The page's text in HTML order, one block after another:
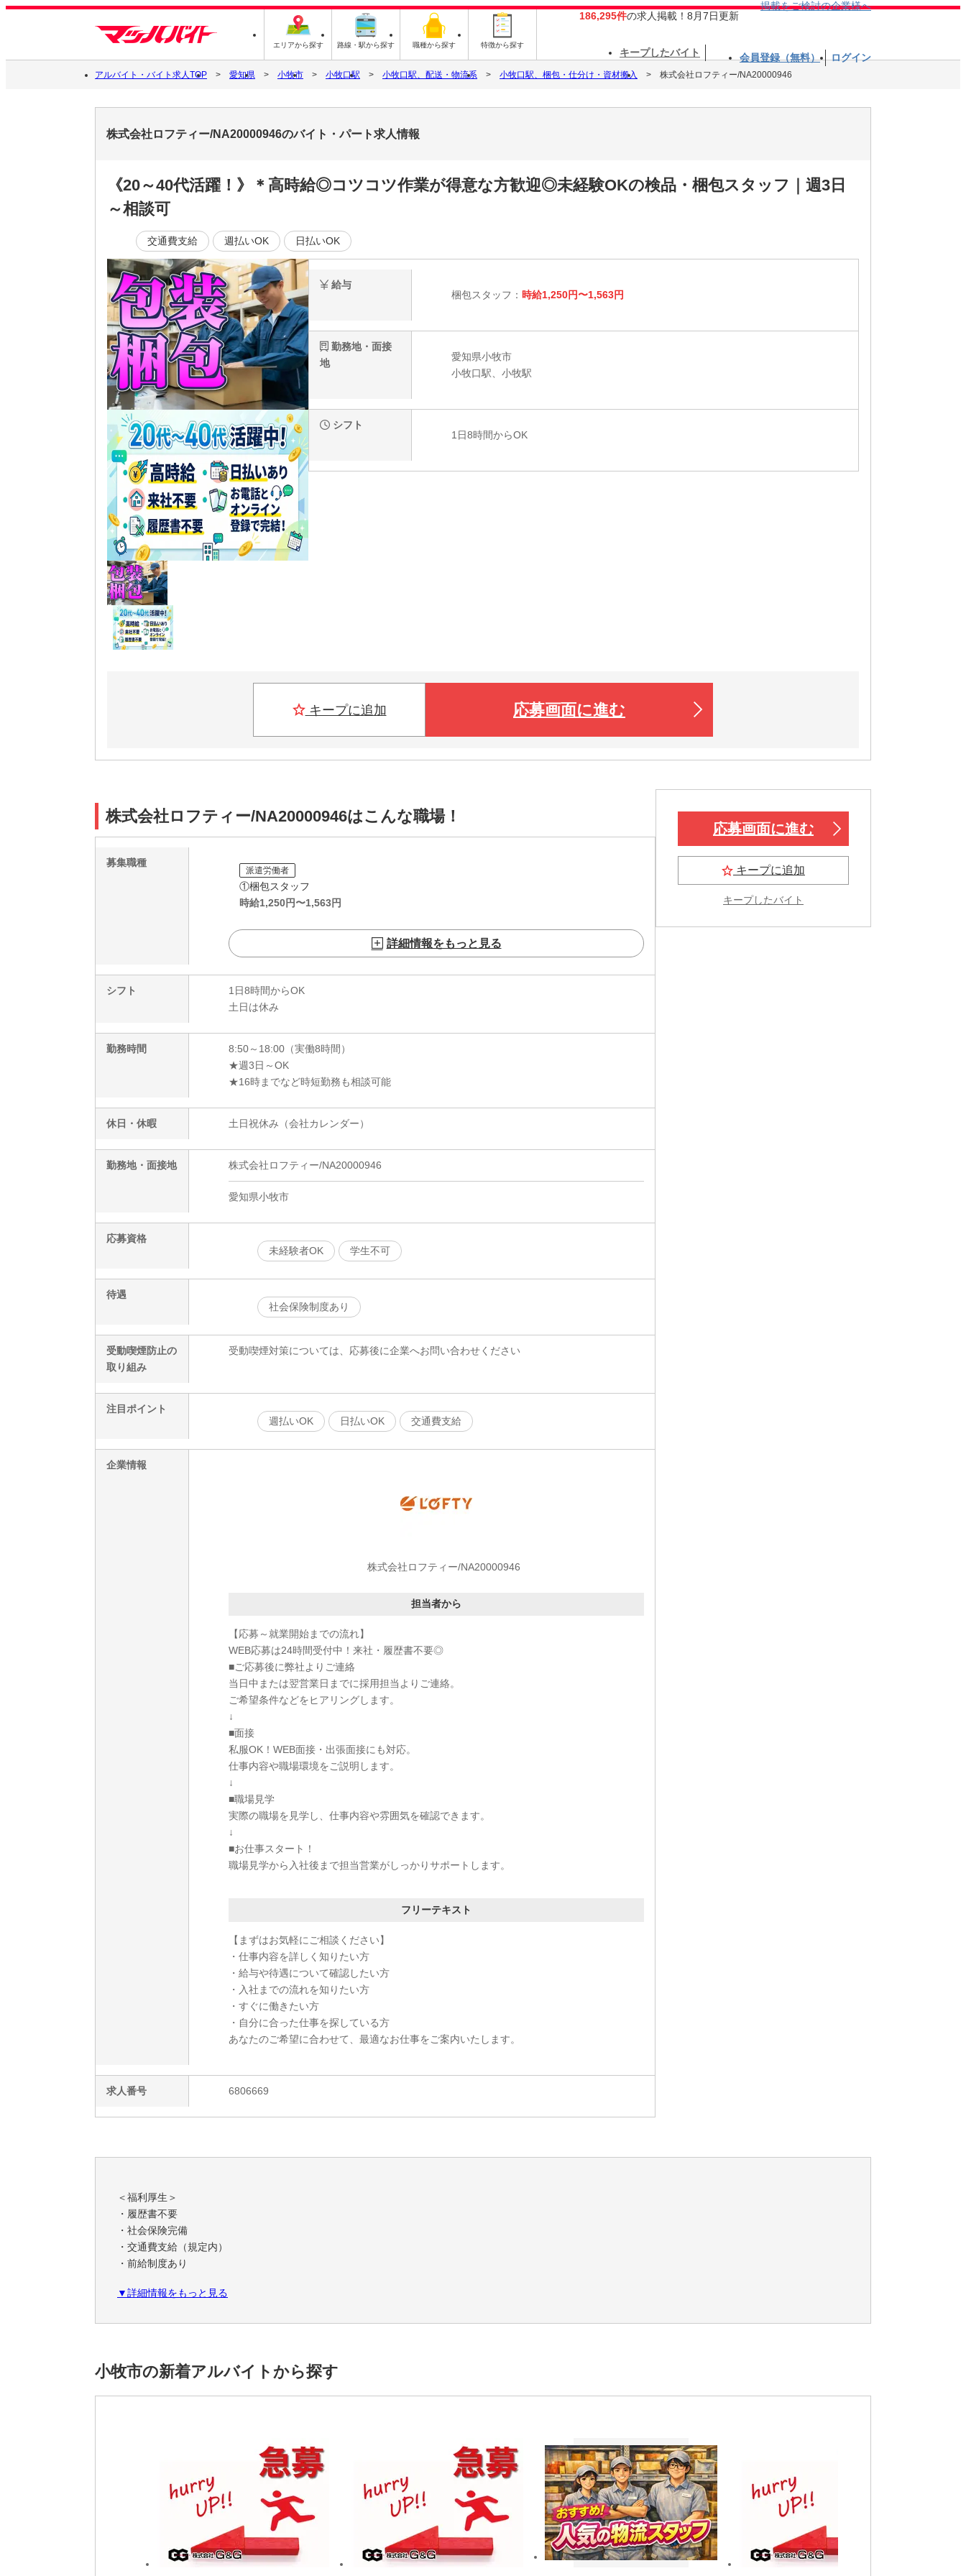
エリアから探す 路線・駅から探す 職種から探す 特徴から探す
186,295件の求人掲載！8月7日更新
掲載をご検討の企業様へ
キープしたバイト 会員登録（無料） ログイン
アルバイト・バイト求人TOP 愛知県 小牧市 小牧口駅 小牧口駅、配送・物流系 小牧口駅、梱包・仕分け・資材搬入 株式会社ロフティー/NA20000946
株式会社ロフティー/NA20000946のバイト・パート求人情報
《20～40代活躍！》＊高時給◎コツコツ作業が得意な方歓迎◎未経験OKの検品・梱包スタッフ｜週3日
～相談可
交通費支給 週払いOK 日払いOK
給与
梱包スタッフ： 時給1,250円〜1,563円
勤務地・面接
地
愛知県小牧市
小牧口駅、小牧駅
シフト
1日8時間からOK
キープに追加 応募画面に進む
株式会社ロフティー/NA20000946はこんな職場！
募集職種
派遣労働者
①梱包スタッフ
時給1,250円〜1,563円
詳細情報をもっと見る
シフト
1日8時間からOK
土日は休み
勤務時間
8:50～18:00（実働8時間）
★週3日～OK
★16時までなど時短勤務も相談可能
休日・休暇 土日祝休み（会社カレンダー）
勤務地・面接地 株式会社ロフティー/NA20000946
愛知県小牧市
応募資格
未経験者OK
学生不可
待遇
社会保険制度あり
受動喫煙防止の
取り組み
受動喫煙対策については、応募後に企業へお問い合わせください
注目ポイント
週払いOK
日払いOK 交通費支給
企業情報
株式会社ロフティー/NA20000946
担当者から
【応募～就業開始までの流れ】
WEB応募は24時間受付中！来社・履歴書不要◎
■ご応募後に弊社よりご連絡
当日中または翌営業日までに採用担当よりご連絡。
ご希望条件などをヒアリングします。
↓
■面接
私服OK！WEB面接・出張面接にも対応。
仕事内容や職場環境をご説明します。
↓
■職場見学
実際の職場を見学し、仕事内容や雰囲気を確認できます。
↓
■お仕事スタート！
職場見学から入社後まで担当営業がしっかりサポートします。
フリーテキスト
【まずはお気軽にご相談ください】
・仕事内容を詳しく知りたい方
・給与や待遇について確認したい方
・入社までの流れを知りたい方
・すぐに働きたい方
・自分に合った仕事を探している方
あなたのご希望に合わせて、最適なお仕事をご案内いたします。
求人番号 6806669
応募画面に進む
キープに追加
キープしたバイト
＜福利厚生＞
・履歴書不要
・社会保険完備
・交通費支給（規定内）
・前給制度あり
＜アクセス＞
名鉄小牧線 小牧口駅から車で8分
名鉄小牧線 小牧駅から車で10分
▼詳細情報をもっと見る
小牧市の新着アルバイトから探す